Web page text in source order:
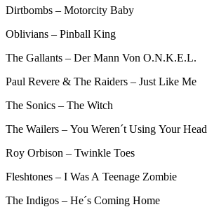
Dirtbombs – Motorcity Baby
Oblivians – Pinball King
The Gallants – Der Mann Von O.N.K.E.L.
Paul Revere & The Raiders – Just Like Me
The Sonics – The Witch
The Wailers – You Weren´t Using Your Head
Roy Orbison – Twinkle Toes
Fleshtones – I Was A Teenage Zombie
The Indigos – He´s Coming Home